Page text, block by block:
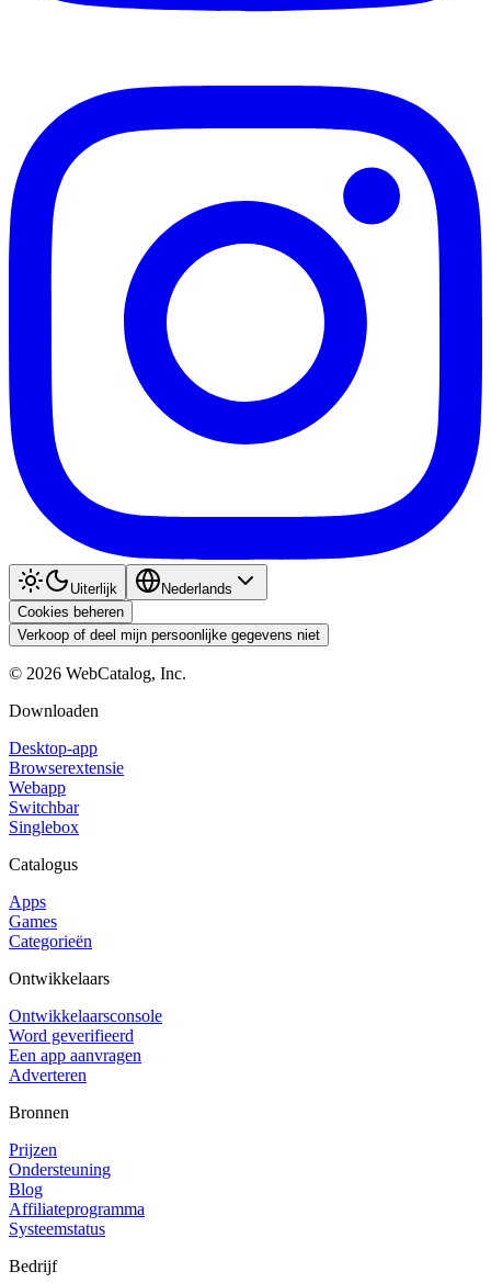
Uiterlijk
Nederlands
Cookies beheren
Verkoop of deel mijn persoonlijke gegevens niet
© 2026 WebCatalog, Inc.
Downloaden
Desktop-app
Browserextensie
Webapp
Switchbar
Singlebox
Catalogus
Apps
Games
Categorieën
Ontwikkelaars
Ontwikkelaarsconsole
Word geverifieerd
Een app aanvragen
Adverteren
Bronnen
Prijzen
Ondersteuning
Blog
Affiliateprogramma
Systeemstatus
Bedrijf